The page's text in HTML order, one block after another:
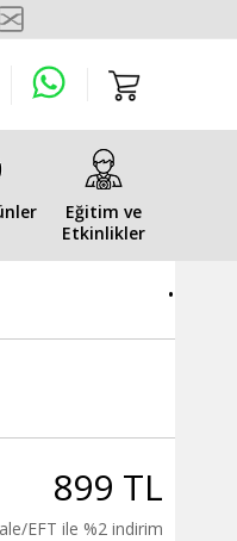
Eğitim ve
Etkinlikler
.
899 TL
EFT ile %2 indirim